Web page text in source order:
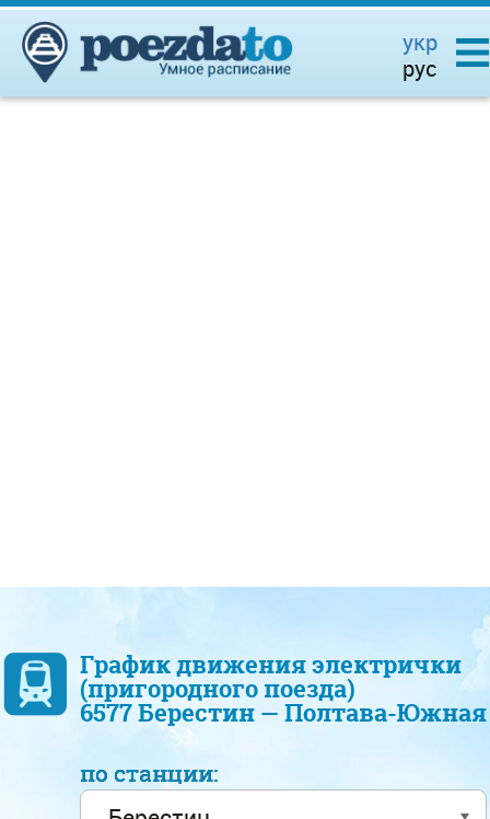
укр
рус
График движения электрички
(пригородного поезда)
6577 Берестин — Полтава-Южная
по станции: